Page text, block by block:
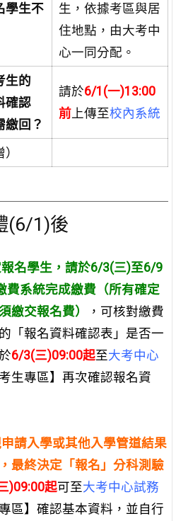
學生不
生，依據考區與居
住地點，由大考中
心一同分配。
生的
確認
繳回？
請於6/1(一)13:00
前上傳至校內系統
(6/1)後
名學生，請於6/3(三)至6/9
費系統完成繳費（所有確定
繳交報名費）
，可核對繳費
「報名資料確認表」是否一
6/3(三)09:00起至大考中心
考生專區】再次確認報名資
請入學或其他入學管道結果
最終決定「報名」分科測驗
)09:00起可至大考中心試務
專區】確認基本資料，並自行